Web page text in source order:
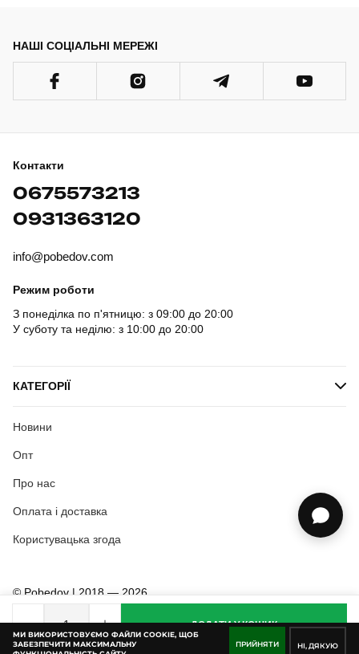
МИ ВИКОРИСТОВУЄМО ФАЙЛИ COOKIE, ЩОБ
ЗАБЕЗПЕЧИТИ МАКСИМАЛЬНУ
ПРИЙНЯТИ НІ, ДЯКУЮ
ДОДАТИ У КОШИК
НАШІ СОЦІАЛЬНІ МЕРЕЖІ
Контакти
0675573213
0931363120
info@pobedov.com
Режим роботи
З понеділка по п'ятницю: з 09:00 до 20:00
У суботу та неділю: з 10:00 до 20:00
КАТЕГОРІЇ
Новини
Опт
Про нас
Оплата і доставка
Користувацька згода
© Pobedov | 2018 — 2026